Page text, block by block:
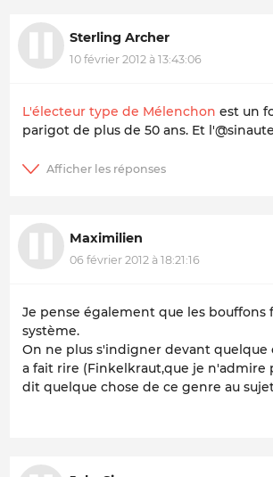
Sterling Archer
10 février 2012 à 13:43:06
L'électeur type de Mélenchon est un
parigot de plus de 50 ans. Et
Maximilien
06 février 2012 à 18:21:16
Je pense également que les bouffons
système.
On ne plus s'indigner devant quelque
a fait rire (Finkelkraut,que je n'admire
dit quelque chose de ce genre au